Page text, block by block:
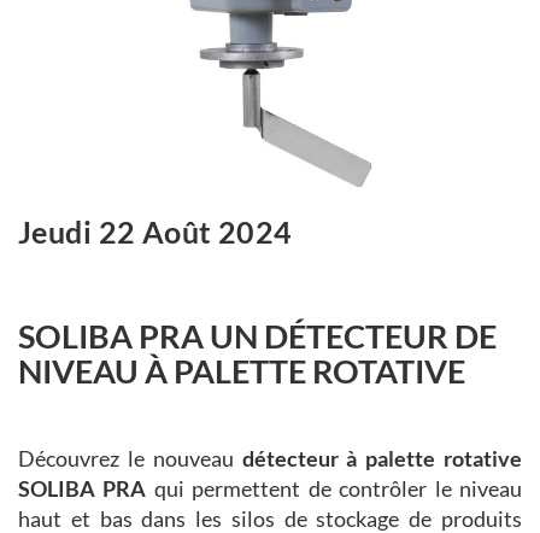
Jeudi 22 Août 2024
SOLIBA PRA UN DÉTECTEUR DE
NIVEAU À PALETTE ROTATIVE
Découvrez le nouveau détecteur à palette rotative
SOLIBA PRA qui permettent de contrôler le niveau
haut et bas dans les silos de stockage de produits